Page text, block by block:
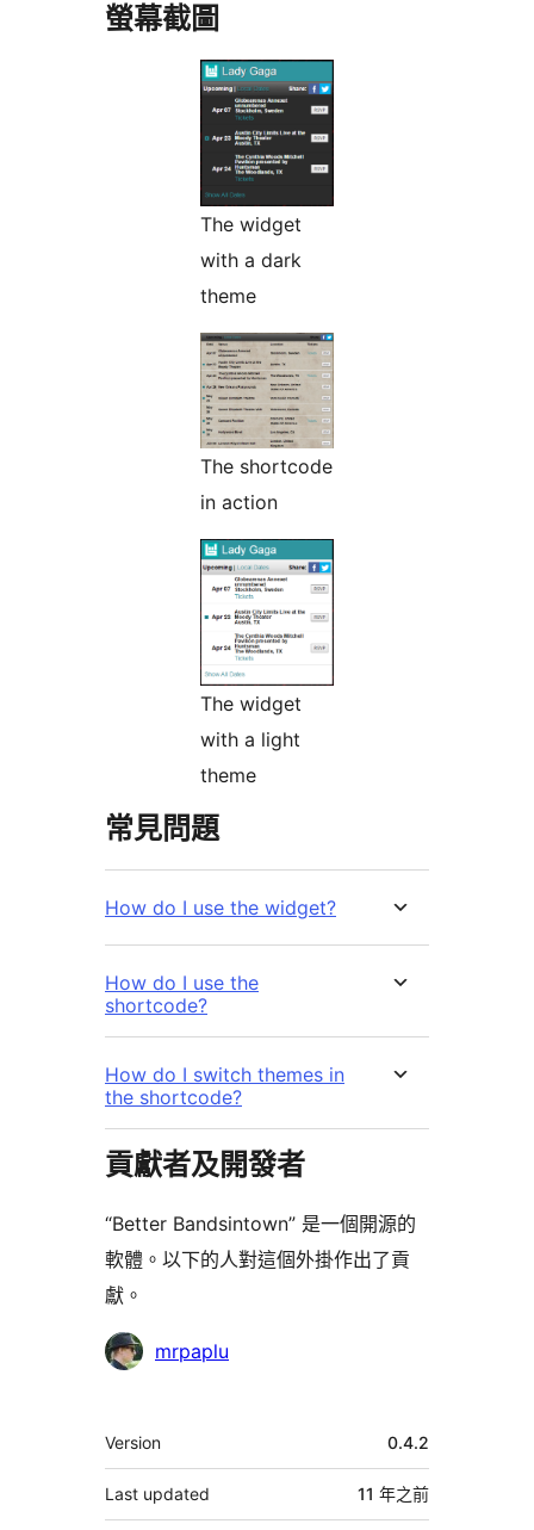
螢幕截圖
The widget
with a dark
theme
The shortcode
in action
The widget
with a light
theme
常見問題
How do I use the widget?
How do I use the
shortcode?
How do I switch themes in
the shortcode?
貢獻者及開發者
“Better Bandsintown” 是一個開源的
軟體。以下的人對這個外掛作出了貢
獻。
貢
mrpaplu
其
它
Version 0.4.2
Last updated 11 年之前